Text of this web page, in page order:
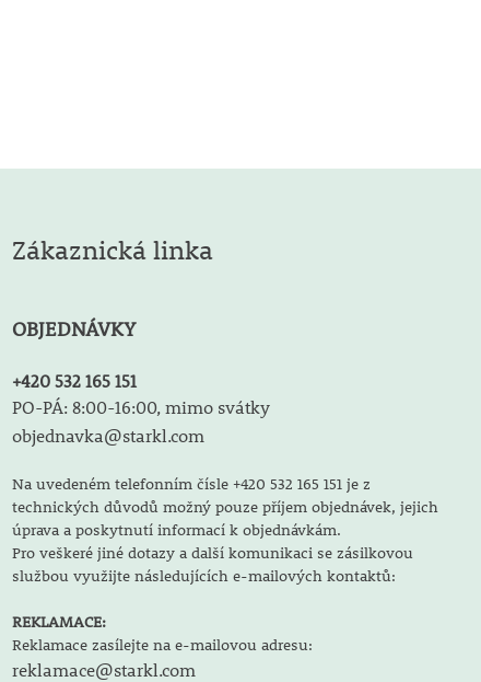
Zákaznická linka
OBJEDNÁVKY
+420 532 165 151
PO-PÁ: 8:00-16:00, mimo svátky
objednavka@starkl.com
Na uvedeném telefonním čísle +420 532 165 151 je z
technických důvodů možný pouze příjem objednávek, jejich
úprava a poskytnutí informací k objednávkám.
Pro veškeré jiné dotazy a další komunikaci se zásilkovou
službou využijte následujících e-mailových kontaktů:
REKLAMACE:
Reklamace zasílejte na e-mailovou adresu:
reklamace@starkl.com